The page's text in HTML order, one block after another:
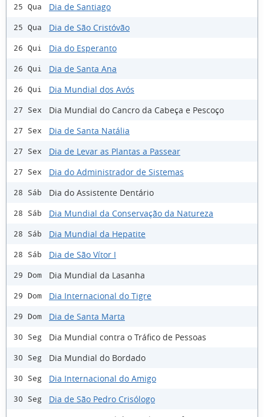
25 Qua Dia de Santiago
25 Qua Dia de São Cristóvão
26 Qui Dia do Esperanto
26 Qui Dia de Santa Ana
26 Qui Dia Mundial dos Avós
27 Sex Dia Mundial do Cancro da Cabeça e Pescoço
27 Sex Dia de Santa Natália
27 Sex Dia de Levar as Plantas a Passear
27 Sex Dia do Administrador de Sistemas
28 Sáb Dia do Assistente Dentário
28 Sáb Dia Mundial da Conservação da Natureza
28 Sáb Dia Mundial da Hepatite
28 Sáb Dia de São Vítor I
29 Dom Dia Mundial da Lasanha
29 Dom Dia Internacional do Tigre
29 Dom Dia de Santa Marta
30 Seg Dia Mundial contra o Tráfico de Pessoas
30 Seg Dia Mundial do Bordado
30 Seg Dia Internacional do Amigo
30 Seg Dia de São Pedro Crisólogo